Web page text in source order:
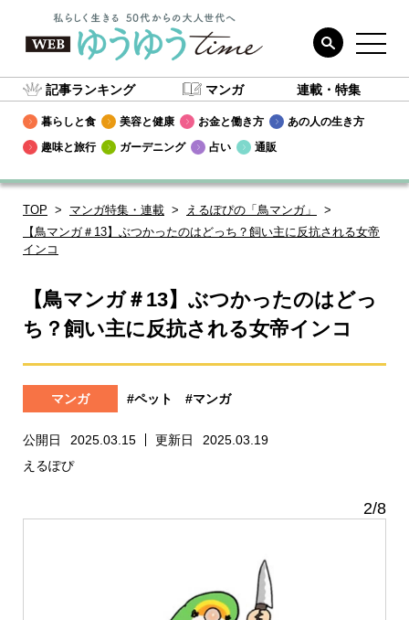
記事ランキング マンガ 連載・特集
暮らしと食 美容と健康 お金と働き方
あの人の生き方
趣味と旅行
ガーデニング 占い 通販
TOP マンガ特集・連載
えるぽぴの「鳥マンガ」
【鳥マンガ＃13】ぶつかったのはどっち？飼い主に反抗される女帝
インコ
【鳥マンガ＃13】ぶつかったのはどっ
ち？飼い主に反抗される女帝インコ
マンガ #ペット #マンガ
公開日 2025.03.15 更新日
2025.03.19
えるぽぴ
2/8